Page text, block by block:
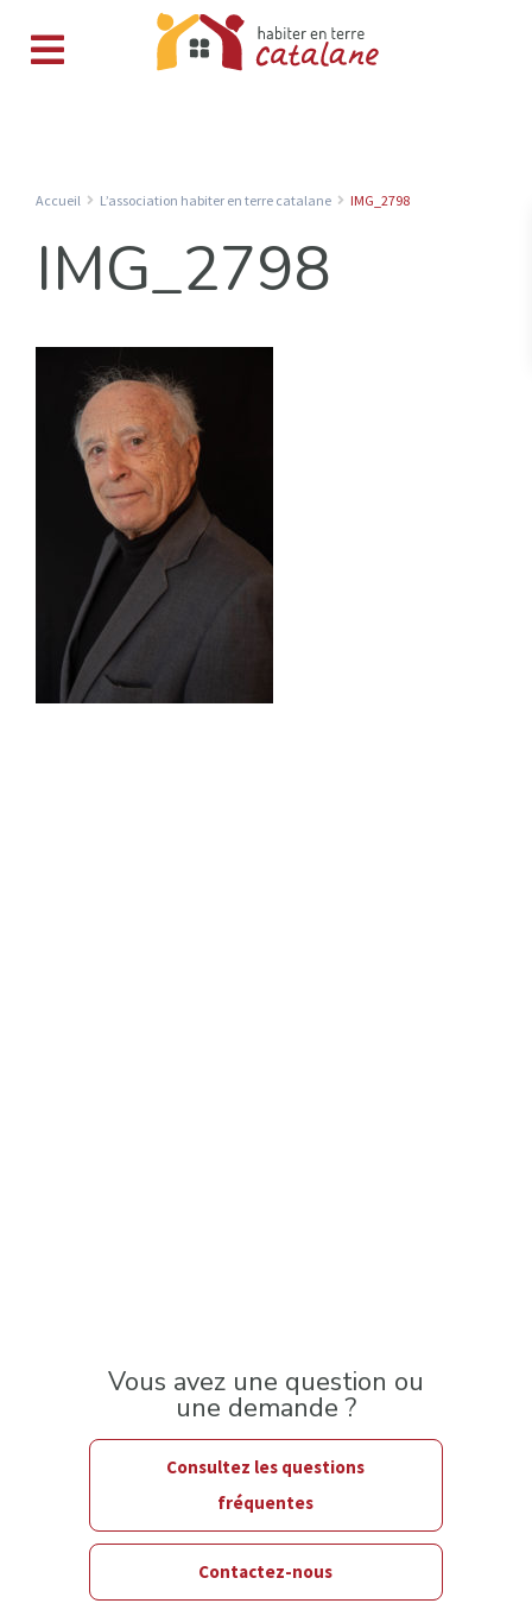
Accueil L’association habiter en terre catalane IMG_2798
IMG_2798
Vous avez une question ou
une demande ?
Consultez les questions
fréquentes
Contactez-nous